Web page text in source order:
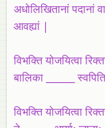
अधोलिखितानां पदानां
आवह्यां |
विभक्ति योजयित्वा
बालिका ______
विभक्ति योजयित्वा